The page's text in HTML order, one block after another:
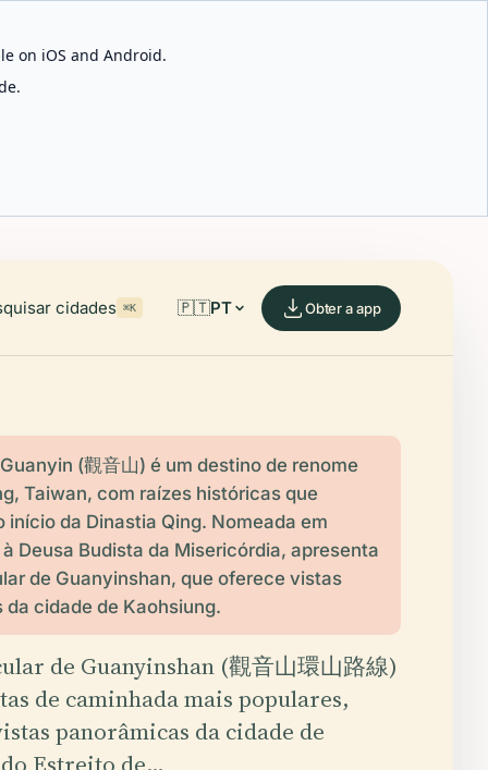
on iOS and Android.
cidades ⌘K 🇵🇹PT Obter a app
(觀音山) é um destino de renome
Taiwan, com raízes históricas que
início da Dinastia Qing. Nomeada em
Deusa Budista da Misericórdia, apresenta
de Guanyinshan, que oferece vistas
da cidade de Kaohsiung.
de Guanyinshan (觀音山環山路線)
de caminhada mais populares,
panorâmicas da cidade de